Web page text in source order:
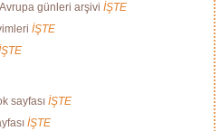
günleri arşivi İŞTE
İŞTE
sayfası İŞTE
İŞTE